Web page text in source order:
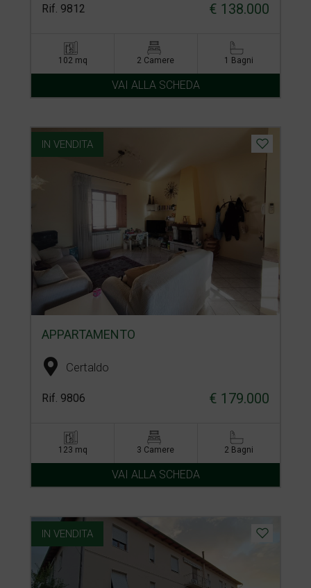
Rif. 9812 € 138.000
102 mq 2 Camere 1 Bagni
VAI ALLA SCHEDA
IN VENDITA
APPARTAMENTO
Certaldo
Rif. 9806 € 179.000
123 mq 3 Camere 2 Bagni
VAI ALLA SCHEDA
IN VENDITA